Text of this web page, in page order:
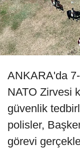
ANKARA'da
NATO Zirvesi
güvenlik
polisler,
görevi